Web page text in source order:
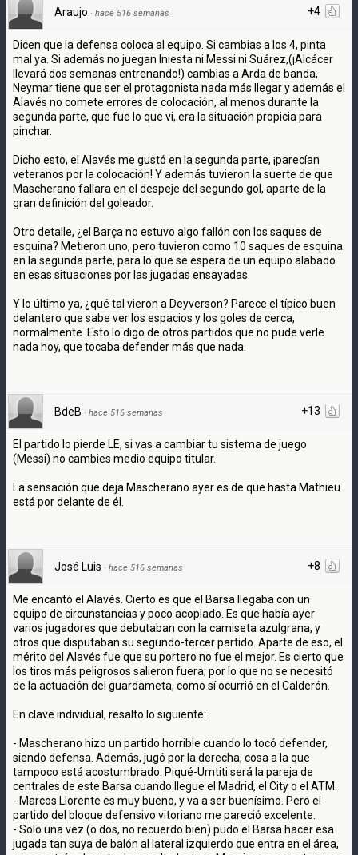
+4
Araujo · hace 516 semanas
Dicen que la defensa coloca al equipo. Si cambias a los 4, pinta
mal ya. Si además no juegan Iniesta ni Messi ni Suárez,(¡Alcácer
llevará dos semanas entrenando!) cambias a Arda de banda,
Neymar tiene que ser el protagonista nada más llegar y además el
Alavés no comete errores de colocación, al menos durante la
segunda parte, que fue lo que vi, era la situación propicia para
pinchar.
Dicho esto, el Alavés me gustó en la segunda parte, ¡parecían
veteranos por la colocación! Y además tuvieron la suerte de que
Mascherano fallara en el despeje del segundo gol, aparte de la
gran definición del goleador.
Otro detalle, ¿el Barça no estuvo algo fallón con los saques de
esquina? Metieron uno, pero tuvieron como 10 saques de esquina
en la segunda parte, para lo que se espera de un equipo alabado
en esas situaciones por las jugadas ensayadas.
Y lo último ya, ¿qué tal vieron a Deyverson? Parece el típico buen
delantero que sabe ver los espacios y los goles de cerca,
normalmente. Esto lo digo de otros partidos que no pude verle
nada hoy, que tocaba defender más que nada.
+13
BdeB · hace 516 semanas
El partido lo pierde LE, si vas a cambiar tu sistema de juego
(Messi) no cambies medio equipo titular.
La sensación que deja Mascherano ayer es de que hasta Mathieu
está por delante de él.
+8
José Luis · hace 516 semanas
Me encantó el Alavés. Cierto es que el Barsa llegaba con un
equipo de circunstancias y poco acoplado. Es que había ayer
varios jugadores que debutaban con la camiseta azulgrana, y
otros que disputaban su segundo-tercer partido. Aparte de eso, el
mérito del Alavés fue que su portero no fue el mejor. Es cierto que
los tiros más peligrosos salieron fuera; por lo que no se necesitó
de la actuación del guardameta, como sí ocurrió en el Calderón.
En clave individual, resalto lo siguiente:
- Mascherano hizo un partido horrible cuando lo tocó defender,
siendo defensa. Además, jugó por la derecha, cosa a la que
tampoco está acostumbrado. Piqué-Umtiti será la pareja de
centrales de este Barsa cuando llegue el Madrid, el City o el ATM.
- Marcos Llorente es muy bueno, y va a ser buenísimo. Pero el
partido del bloque defensivo vitoriano me pareció excelente.
- Solo una vez (o dos, no recuerdo bien) pudo el Barsa hacer esa
jugada tan suya de balón al lateral izquierdo que entra en el área,